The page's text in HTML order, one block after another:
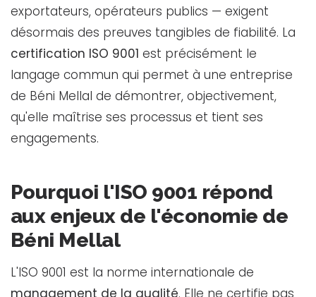
exportateurs, opérateurs publics — exigent
désormais des preuves tangibles de fiabilité. La
certification ISO 9001 est précisément le
langage commun qui permet à une entreprise
de Béni Mellal de démontrer, objectivement,
qu'elle maîtrise ses processus et tient ses
engagements.
Pourquoi l'ISO 9001 répond
aux enjeux de l'économie de
Béni Mellal
L'ISO 9001 est la norme internationale de